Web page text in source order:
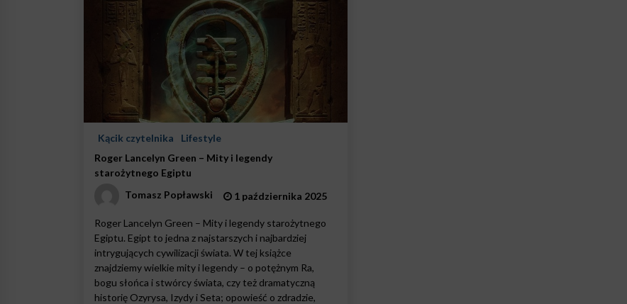
Kącik czytelnika
Lifestyle
Roger Lancelyn Green – Mity i legendy
starożytnego Egiptu
Tomasz Popławski
1 października 2025
Roger Lancelyn Green – Mity i legendy starożytnego
Egiptu. Egipt to jedna z najstarszych i najbardziej
intrygujących cywilizacji świata. W tej książce
znajdziemy wielkie mity i legendy – o potężnym Ra,
bogu słońca i stwórcy świata, czy też dramatyczną
historię Ozyrysa, Izydy i Seta; opowieść o zdradzie,